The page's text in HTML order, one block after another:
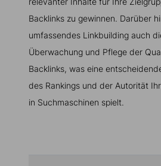
Backlinks zu gewinnen. Darüber
umfassendes Linkbuilding auch
Überwachung und Pflege der
Backlinks, was eine
des Rankings und der Autorität
in Suchmaschinen spielt.